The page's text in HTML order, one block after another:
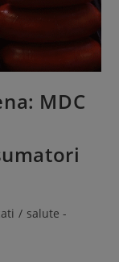
MDC
/ salute -